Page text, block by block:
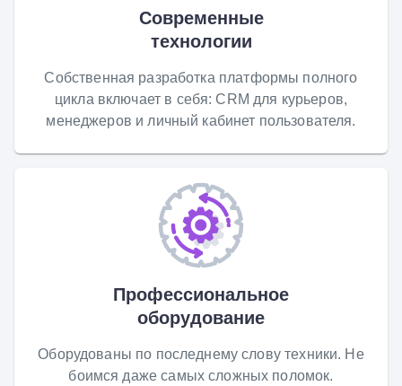
Современные
технологии
Собственная разработка платформы полного
цикла включает в себя: CRM для курьеров,
менеджеров и личный кабинет пользователя.
Профессиональное
оборудование
Оборудованы по последнему слову техники. Не
боимся даже самых сложных поломок.